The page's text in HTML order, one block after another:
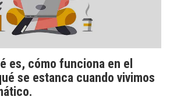
es, cómo funciona en el
se estanca cuando vivimos